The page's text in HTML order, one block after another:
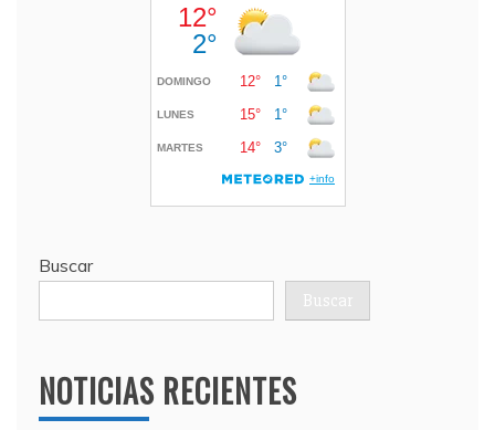
Buscar
Buscar
NOTICIAS RECIENTES